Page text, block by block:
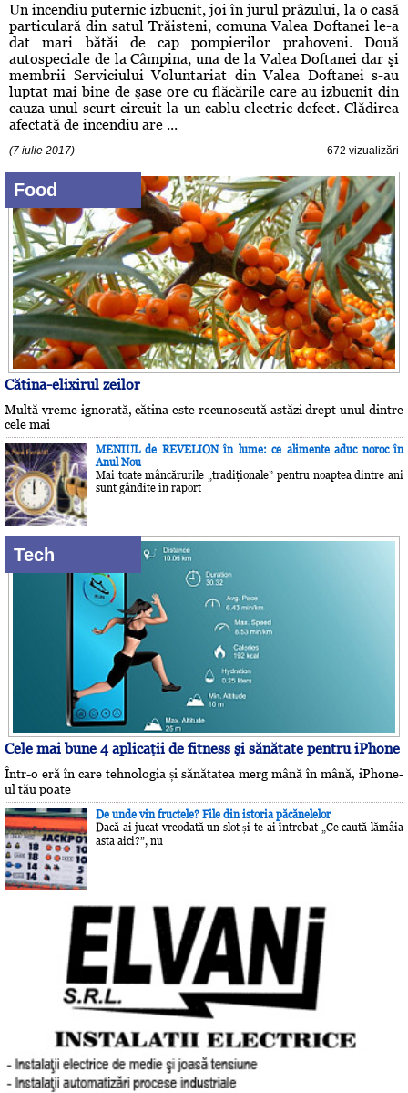
Un incendiu puternic izbucnit, joi în jurul prâzului, la o casă
particulară din satul Trăisteni, comuna Valea Doftanei le-a
dat mari bătăi de cap pompierilor prahoveni. Două
autospeciale de la Câmpina, una de la Valea Doftanei dar şi
membrii Serviciului Voluntariat din Valea Doftanei s-au
luptat mai bine de şase ore cu flăcările care au izbucnit din
cauza unul scurt circuit la un cablu electric defect. Clădirea
afectată de incendiu are ...
(7 iulie 2017) 672 vizualizări
Food
Cătina-elixirul zeilor
Multă vreme ignorată, cătina este recunoscută astăzi drept unul dintre
cele mai
MENIUL de REVELION în lume: ce alimente aduc noroc în
Anul Nou
Mai toate mâncărurile „tradiţionale” pentru noaptea dintre ani
sunt gândite în raport
Tech
Cele mai bune 4 aplicaţii de fitness şi sănătate pentru iPhone
Într-o eră în care tehnologia și sănătatea merg mână în mână, iPhone-
ul tău poate
De unde vin fructele? File din istoria păcănelelor
Dacă ai jucat vreodată un slot și te-ai întrebat „Ce caută lămâia
asta aici?”, nu